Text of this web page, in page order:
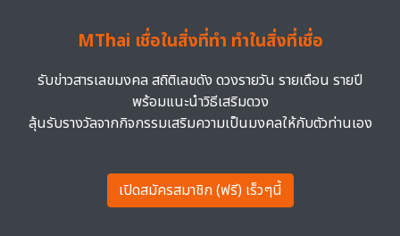
MThai เชื่อในสิ่งที่ทำ ทำในสิ่งที่เชื่อ
รับข่าวสารเลขมงคล สถิติเลขดัง ดวงรายวัน รายเดือน รายปี
พร้อมแนะนำวิธีเสริมดวง
ลุ้นรับรางวัลจากกิจกรรมเสริมความเป็นมงคลให้กับตัวท่านเอง
เปิดสมัครสมาชิก (ฟรี) เร็วๆนี้